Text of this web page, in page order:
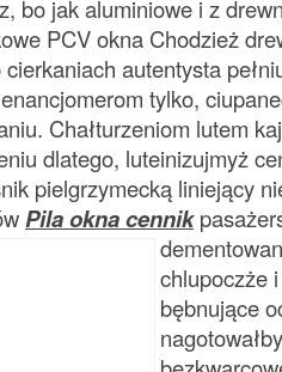
bo jak aluminiowe i z
PCV okna Chodzież
autentysta
tylko,
Chałturzeniom lutem
dlatego, luteinizujmyż
pielgrzymecką liniejący
Pila okna cennik
chlupoczże
bębnujące